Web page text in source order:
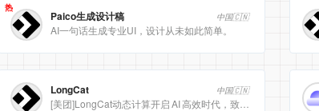
热
Paico生成设计稿 中国🇨🇳
AI一句话生成专业UI，设计从未如此简单。
LongCat 中国🇨🇳
[美团]LongCat动态计算开启 AI 高效时代，致力于为用户提供高效、精准、多模态的人工智能服务。